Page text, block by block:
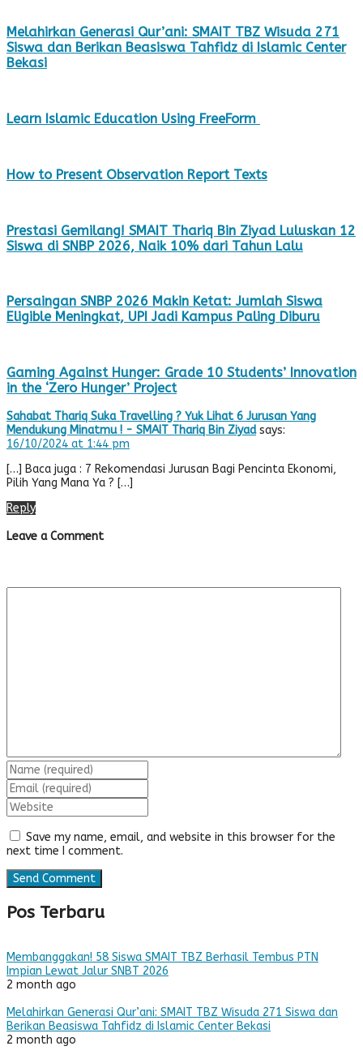
Melahirkan Generasi Qur’ani: SMAIT TBZ Wisuda 271
Siswa dan Berikan Beasiswa Tahfidz di Islamic Center
Bekasi
Learn Islamic Education Using FreeForm
How to Present Observation Report Texts
Prestasi Gemilang! SMAIT Thariq Bin Ziyad Luluskan 12
Siswa di SNBP 2026, Naik 10% dari Tahun Lalu
Persaingan SNBP 2026 Makin Ketat: Jumlah Siswa
Eligible Meningkat, UPI Jadi Kampus Paling Diburu
Gaming Against Hunger: Grade 10 Students’ Innovation
in the ‘Zero Hunger’ Project
Sahabat Thariq Suka Travelling ? Yuk Lihat 6 Jurusan Yang
Mendukung Minatmu ! - SMAIT Thariq Bin Ziyad says:
16/10/2024 at 1:44 pm
[…] Baca juga : 7 Rekomendasi Jurusan Bagi Pencinta Ekonomi,
Pilih Yang Mana Ya ? […]
Reply
Leave a Comment
Save my name, email, and website in this browser for the
next time I comment.
Pos Terbaru
Membanggakan! 58 Siswa SMAIT TBZ Berhasil Tembus PTN
Impian Lewat Jalur SNBT 2026
2 month ago
Melahirkan Generasi Qur’ani: SMAIT TBZ Wisuda 271 Siswa dan
Berikan Beasiswa Tahfidz di Islamic Center Bekasi
2 month ago